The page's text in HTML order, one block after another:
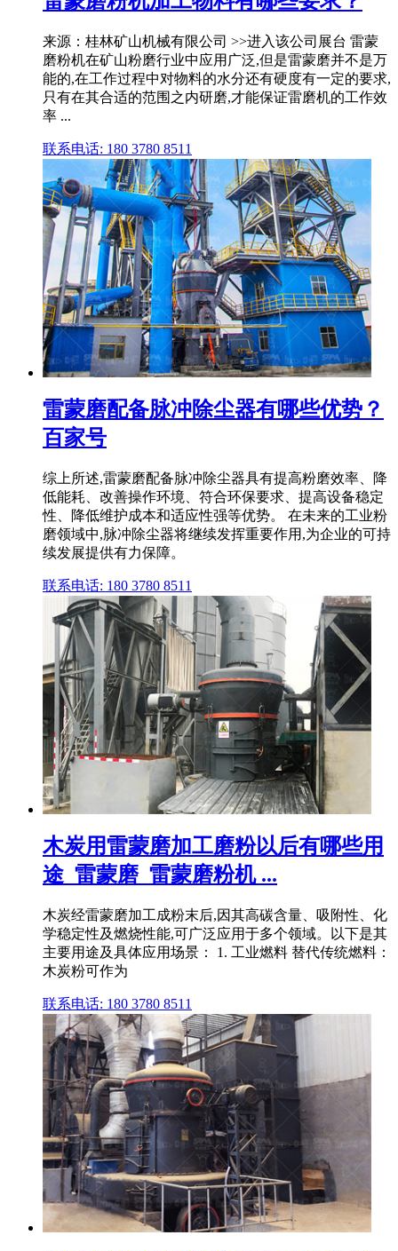
来源：桂林矿山机械有限公司 >>进入该公司展台 雷蒙
磨粉机在矿山粉磨行业中应用广泛,但是雷蒙磨并不是万
能的,在工作过程中对物料的水分还有硬度有一定的要求,
只有在其合适的范围之内研磨,才能保证雷磨机的工作效
率 ...
联系电话: 180 3780 8511
雷蒙磨配备脉冲除尘器有哪些优势？
百家号
综上所述,雷蒙磨配备脉冲除尘器具有提高粉磨效率、降
低能耗、改善操作环境、符合环保要求、提高设备稳定
性、降低维护成本和适应性强等优势。 在未来的工业粉
磨领域中,脉冲除尘器将继续发挥重要作用,为企业的可持
续发展提供有力保障。
联系电话: 180 3780 8511
木炭用雷蒙磨加工磨粉以后有哪些用
途_雷蒙磨_雷蒙磨粉机 ...
木炭经雷蒙磨加工成粉末后,因其高碳含量、吸附性、化
学稳定性及燃烧性能,可广泛应用于多个领域。以下是其
主要用途及具体应用场景： 1. 工业燃料 替代传统燃料：
木炭粉可作为
联系电话: 180 3780 8511